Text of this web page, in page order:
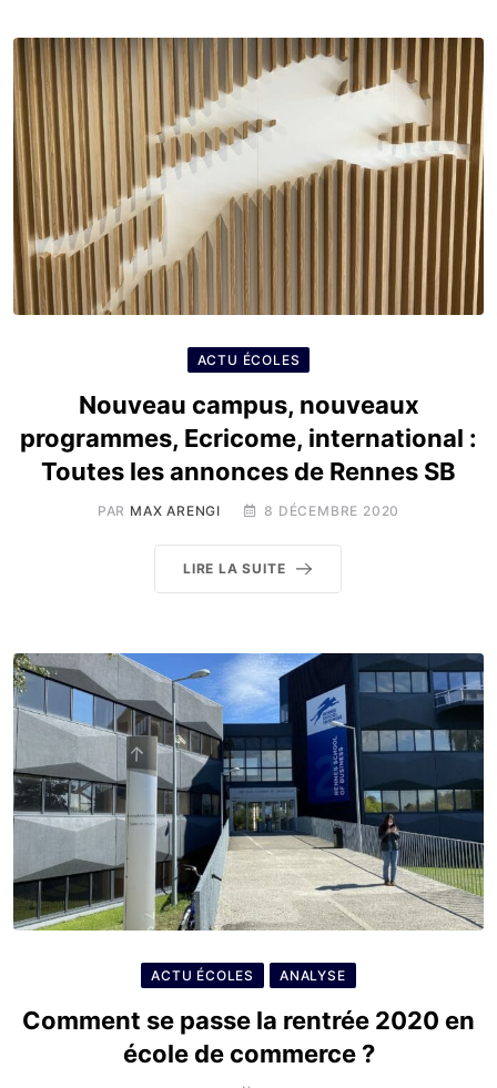
ACTU ÉCOLES
Nouveau campus, nouveaux
programmes, Ecricome, international :
Toutes les annonces de Rennes SB
PAR MAX ARENGI 8 DÉCEMBRE 2020
LIRE LA SUITE
ACTU ÉCOLES ANALYSE
Comment se passe la rentrée 2020 en
école de commerce ?